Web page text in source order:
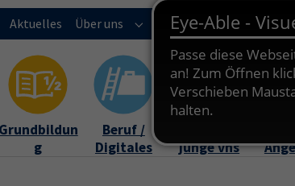
Aktuelles Über uns Submenu for "Über uns"
Kursleitungen
Grundbildun
g
Beruf /
Digitales
junge vhs